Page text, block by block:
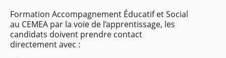
Formation Accompagnement Éducatif et Social
au CEMEA par la voie de l’apprentissage, les
candidats doivent prendre contact
directement avec :